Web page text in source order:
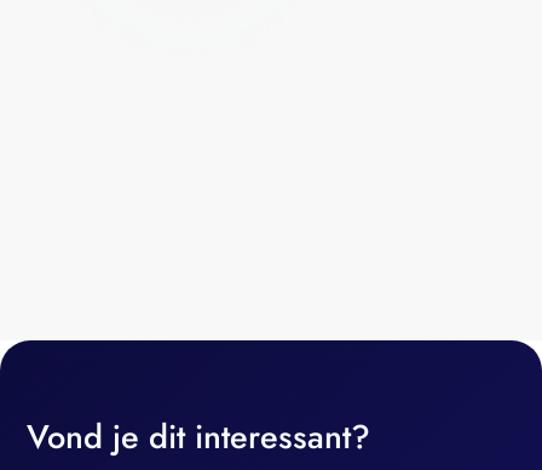
Vond je dit interessant?